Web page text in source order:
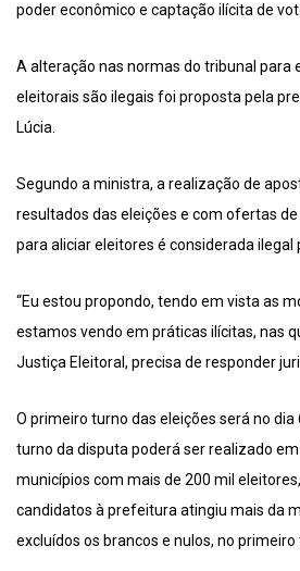
poder econômico e captação ilícita de
A alteração nas normas do tribunal para
eleitorais são ilegais foi proposta pela
Lúcia.
Segundo a ministra, a realização de
resultados das eleições e com ofertas
para aliciar eleitores é considerada ilegal
“Eu estou propondo, tendo em vista as
estamos vendo em práticas ilícitas, nas
Justiça Eleitoral, precisa de responder
O primeiro turno das eleições será no dia
turno da disputa poderá ser realizado
municípios com mais de 200 mil
candidatos à prefeitura atingiu mais da
excluídos os brancos e nulos, no primeiro